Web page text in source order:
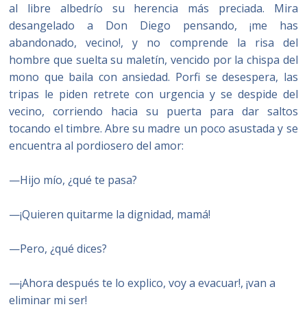
al libre albedrío su herencia más preciada. Mira
desangelado a Don Diego pensando, ¡me has
abandonado, vecino!, y no comprende la risa del
hombre que suelta su maletín, vencido por la chispa del
mono que baila con ansiedad. Porfi se desespera, las
tripas le piden retrete con urgencia y se despide del
vecino, corriendo hacia su puerta para dar saltos
tocando el timbre. Abre su madre un poco asustada y se
encuentra al pordiosero del amor:
—Hijo mío, ¿qué te pasa?
—¡Quieren quitarme la dignidad, mamá!
—Pero, ¿qué dices?
—¡Ahora después te lo explico, voy a evacuar!, ¡van a
eliminar mi ser!